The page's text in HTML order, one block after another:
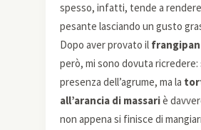
spesso, infatti, tende a
pesante lasciando un gusto
Dopo aver provato il
però, mi sono dovuta ricredere:
presenza dell’agrume, ma la
all’arancia di massariè
non appena si finisce di